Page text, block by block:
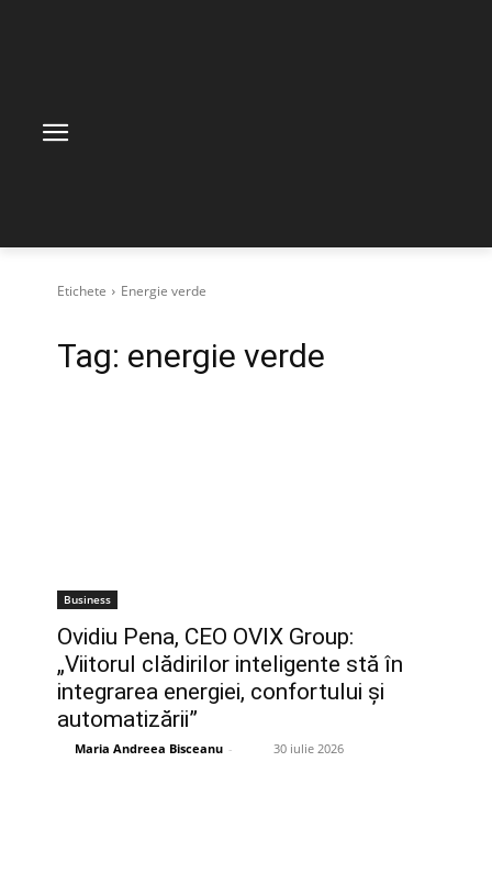
Etichete Energie verde
Tag: energie verde
Business
Ovidiu Pena, CEO OVIX Group:
„Viitorul clădirilor inteligente stă în
integrarea energiei, confortului și
automatizării”
Maria Andreea Bisceanu - 30 iulie 2026